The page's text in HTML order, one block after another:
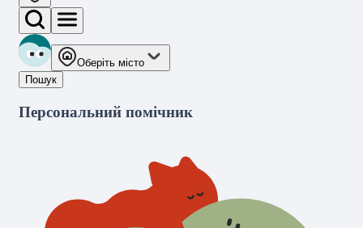
Оберіть місто
Пошук
Персональний помічник